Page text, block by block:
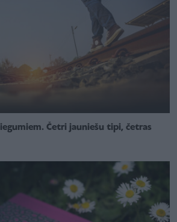
Četri jauniešu tipi, četras